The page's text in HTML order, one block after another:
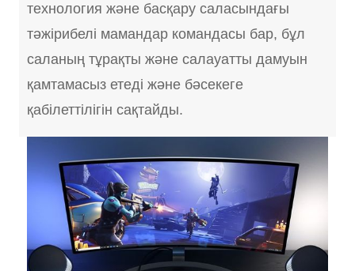
технология және басқару саласындағы
тәжірибелі мамандар командасы бар, бұл
саланың тұрақты және салауатты дамуын
қамтамасыз етеді және бәсекеге
қабілеттілігін сақтайды.